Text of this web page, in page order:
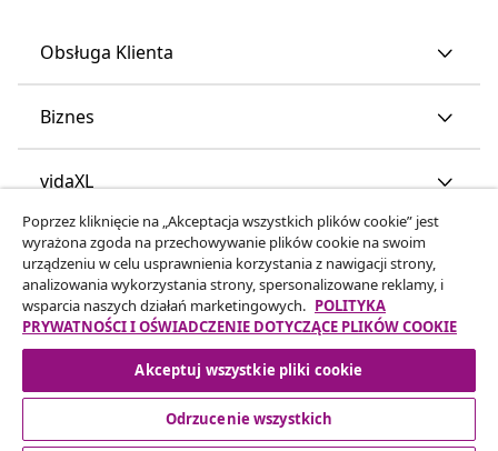
Obsługa Klienta
Biznes
vidaXL
Odkryj więcej
© 2008-2026 vidaXL www.vidaxl.pl jest sklepem internetowym
Poprzez kliknięcie na „Akceptacja wszystkich plików cookie” jest
wyrażona zgoda na przechowywanie plików cookie na swoim
urządzeniu w celu usprawnienia korzystania z nawigacji strony,
analizowania wykorzystania strony, spersonalizowane reklamy, i
wsparcia naszych działań marketingowych. POLITYKA
PRYWATNOŚCI I OŚWIADCZENIE DOTYCZĄCE PLIKÓW COOKIE
Akceptuj wszystkie pliki cookie
Odrzucenie wszystkich